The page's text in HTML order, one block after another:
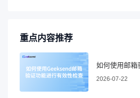
重点内容推荐
2026-07-22